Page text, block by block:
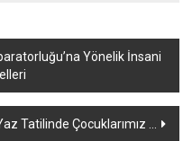
Yönelik İnsani
Tatilinde Çocuklarımız …